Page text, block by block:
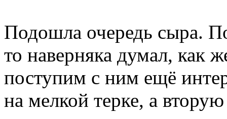
Подошла очередь сыра.
то наверняка думал, как
поступим с ним ещё
на мелкой терке, а